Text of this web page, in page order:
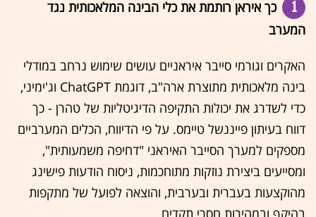
1
כך איראן רותמת את כלי הבינה המלאכותית נגד
המערב
האקרים וגורמי סייבר איראניים עושים שימוש נרחב במודלי
בינה מלאכותית מתוצרת ארה"ב, דוגמת ChatGPT וג'ימיני,
כדי לשדרג את יכולות התקיפה הדיגיטליות של טהרן - כך
דווח בעיתון פייננשל טיימס. על פי הדיווח, הכלים המערביים
מספקים למערך הסייבר האיראני "דחיפה משמעותית",
ומסייעים ביצירת נוזקות מתוחכמות, ניסוח הודעות פישינג
מהוקצעות בעברית ובערבית, והוצאה לפועל של מתקפות